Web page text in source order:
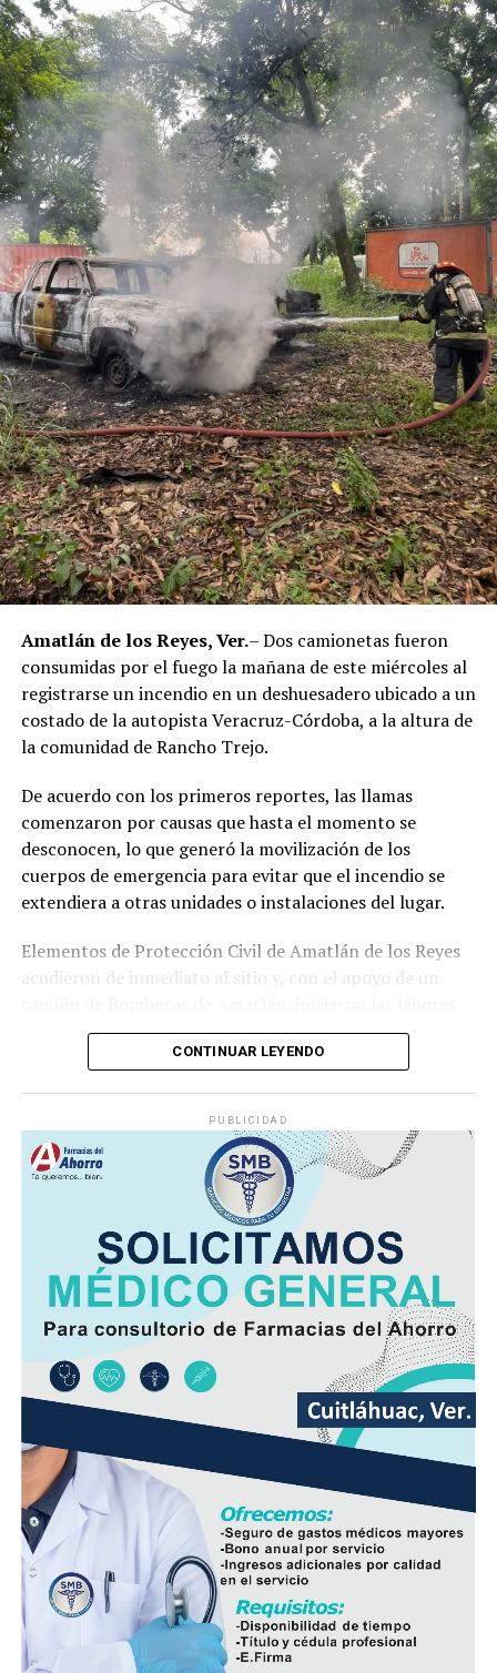
acreditada la responsabilidad de Anselmo “N”, Jesús “N”,
Diego “N”, Lauro Arturo “N”, Dana Natalia “N” y
Bonifacio “N”, imponiéndoles una pena de cuatro años y
nueve meses de prisión.
Los ahora sentenciados formaban parte de la Policía
Municipal de Coscomatepec durante la administración
del alcalde de Movimiento Ciudadano, Armando Reyes
Muñoz, y permanecerán recluidos en el Centro de
Reinserción Social de Mediana Seguridad de La Toma, en
Amatlán de los Reyes, donde cumplirán la condena.
Aunque durante el operativo fueron detenidos siete
policías municipales, la sentencia dada a conocer
corresponde únicamente a seis de ellos. Hasta el
momento, las autoridades no han informado la situación
jurídica del séptimo implicado.
El caso evidenció presuntas irregularidades dentro de la
corporación policiaca y motivó la intervención de
autoridades estatales y federales, en un contexto de
reforzamiento de las investigaciones contra servidores
públicos relacionados con actividades ilícitas en la
La sentencia representa uno de los primeros fallos
derivados de aquel operativo y confirma la
responsabilidad penal de los exuniformados por delitos
relacionados con la posesión de droga y el
públicos.
Amatlán de los Reyes, Ver.– Dos camionetas fueron
consumidas por el fuego la mañana de este miércoles al
registrarse un incendio en un deshuesadero ubicado a un
costado de la autopista Veracruz-Córdoba, a la altura de
la comunidad de Rancho Trejo.
De acuerdo con los primeros reportes, las llamas
comenzaron por causas que hasta el momento se
desconocen, lo que generó la movilización de los
cuerpos de emergencia para evitar que el incendio se
extendiera a otras unidades o instalaciones del lugar.
Elementos de Protección Civil de Amatlán de los Reyes
acudieron de inmediato al sitio y, con el apoyo de un
para sofocar el fuego, logrando controlar la emergencia
tras varios minutos de trabajo.
con daños totales a consecuencia de las llamas. No se
reportaron personas lesionadas ni fue necesario evacuar
la zona.
Las autoridades realizaron una inspección en el
deshuesadero para descartar riesgos adicionales y
determinar las posibles causas que originaron el
incendio.
Hasta el momento no se ha informado si el fuego fue
provocado por una falla mecánica, un cortocircuito o
algún otro factor, por lo que serán las investigaciones
correspondientes las que determinen el origen del
siniestro.
CONTINUAR LEYENDO
PUBLICIDAD